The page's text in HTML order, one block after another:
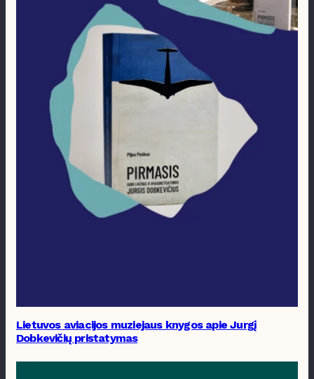
Lietuvos aviacijos muziejaus knygos apie Jurgį
Dobkevičių pristatymas